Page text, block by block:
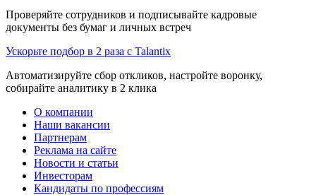
Проверяйте сотрудников и подписывайте кадровые
документы без бумаг и личных встреч
Ускорьте подбор в 2 раза с Talantix
Автоматизируйте сбор откликов, настройте воронку,
собирайте аналитику в 2 клика
О компании
Наши вакансии
Партнерам
Реклама на сайте
Новости и статьи
Инвесторам
Кандидаты по профессиям